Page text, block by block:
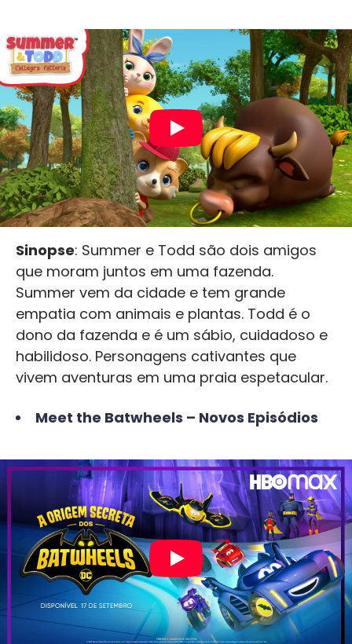
Sinopse: Summer e Todd são dois amigos
que moram juntos em uma fazenda.
Summer vem da cidade e tem grande
empatia com animais e plantas. Todd é o
dono da fazenda e é um sábio, cuidadoso e
habilidoso. Personagens cativantes que
vivem aventuras em uma praia espetacular.
Meet the Batwheels – Novos Episódios